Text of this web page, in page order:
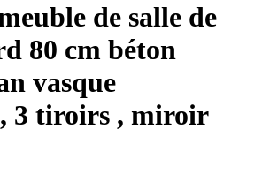
de salle de
80 cm béton
vasque
3 tiroirs , miroir